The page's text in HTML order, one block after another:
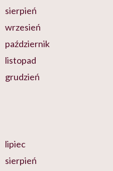
sierpień
wrzesień
październik
listopad
grudzień
lipiec
sierpień